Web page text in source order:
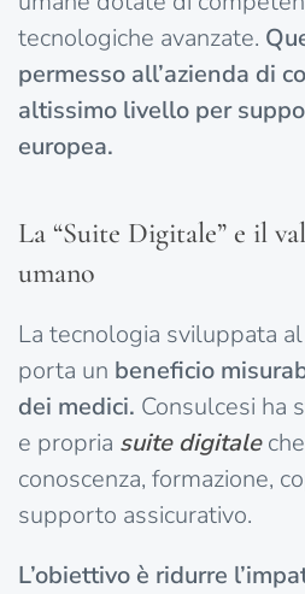
tecnologiche avanzate.
permesso all’azienda di
altissimo livello per
europea.
La “Suite Digitale” e il
umano
La tecnologia sviluppata
porta un beneficio
dei medici. Consulcesi ha
e propria suite digitale
conoscenza, formazione,
supporto assicurativo.
L’obiettivo è ridurre